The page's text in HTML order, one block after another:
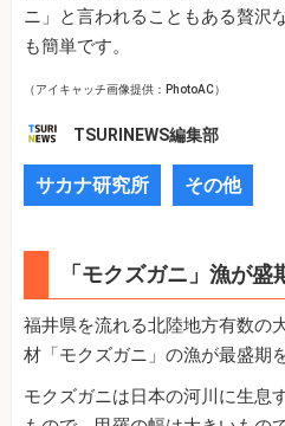
ニ」と言われることもある贅沢
も簡単です。
（アイキャッチ画像提供：PhotoAC）
TSURINEWS編集部
サカナ研究所 その他
「モクズガニ」漁が盛
福井県を流れる北陸地方有数の
材「モクズガニ」の漁が最盛期
モクズガニは日本の河川に生息